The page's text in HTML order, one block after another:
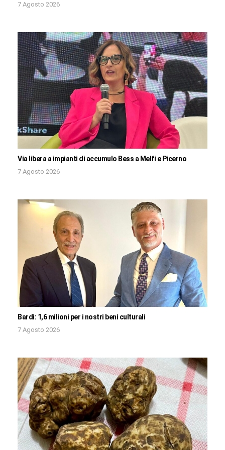
7 Agosto 2026
Via libera a impianti di accumulo Bess a Melfi e Picerno
7 Agosto 2026
Bardi: 1,6 milioni per i nostri beni culturali
7 Agosto 2026